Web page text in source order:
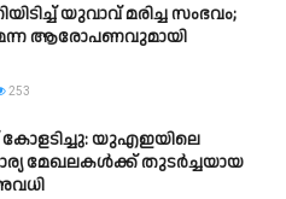
യുവാവ് മരിച്ച സംഭവം;
ആരോപണവുമായി
253
കോളടിച്ചു: യുഎഇയിലെ
മേഖലകൾക്ക് തുടർച്ചയായ